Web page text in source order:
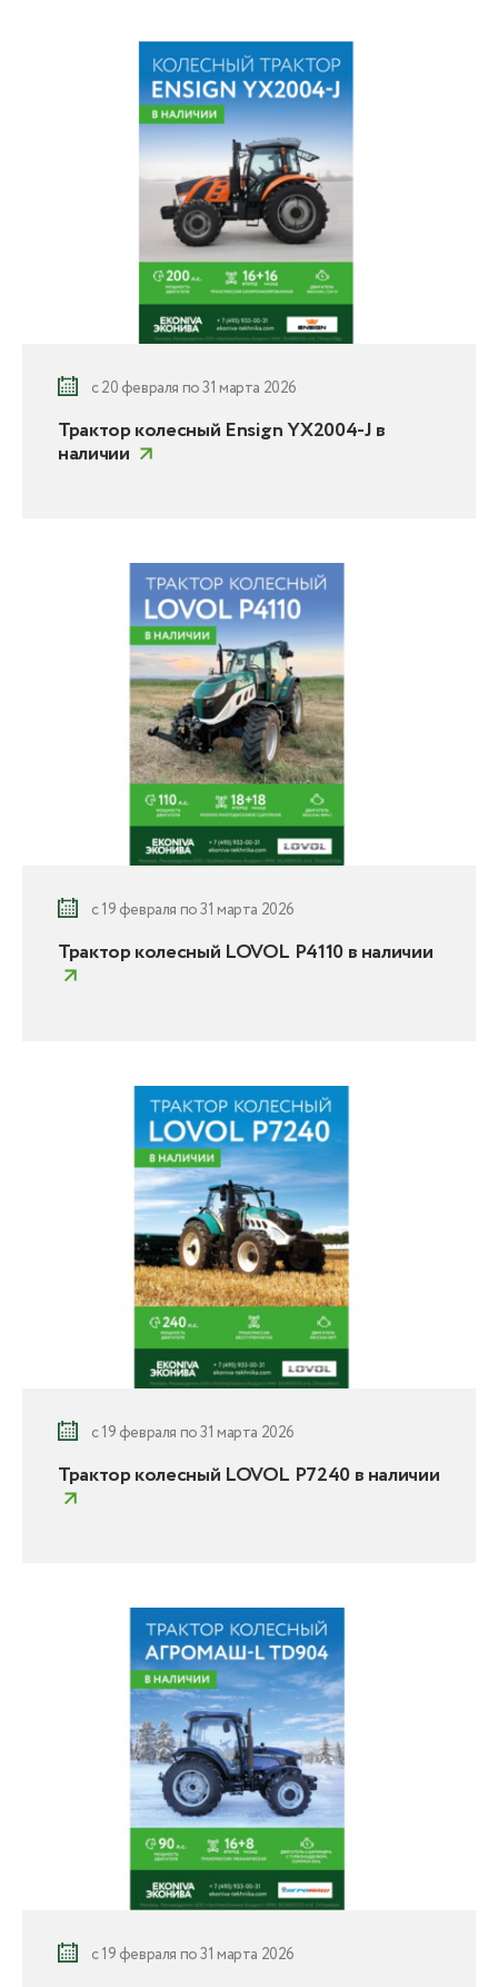
с 20 февраля по 31 марта 2026
Трактор колесный Ensign YX2004-J в
наличии
с 19 февраля по 31 марта 2026
Трактор колесный LOVOL P4110 в наличии
с 19 февраля по 31 марта 2026
Трактор колесный LOVOL P7240 в наличии
с 19 февраля по 31 марта 2026